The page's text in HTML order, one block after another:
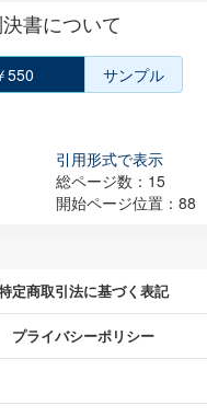
書について
550 サンプル
引用形式で表示
総ページ数：15
開始ページ位置：88
定商取引法に基づく表記
プライバシーポリシー